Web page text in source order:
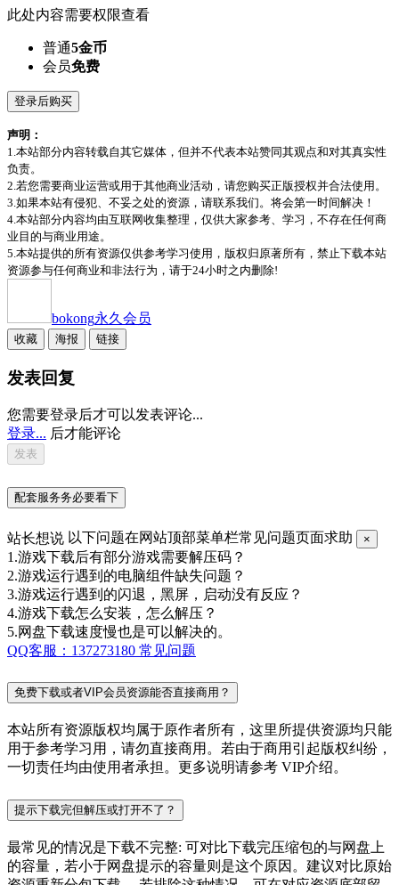
此处内容需要权限查看
普通5金币
会员免费
登录后购买
声明：
1.本站部分内容转载自其它媒体，但并不代表本站赞同其观点和对其真实性
负责。
2.若您需要商业运营或用于其他商业活动，请您购买正版授权并合法使用。
3.如果本站有侵犯、不妥之处的资源，请联系我们。将会第一时间解决！
4.本站部分内容均由互联网收集整理，仅供大家参考、学习，不存在任何商
业目的与商业用途。
5.本站提供的所有资源仅供参考学习使用，版权归原著所有，禁止下载本站
资源参与任何商业和非法行为，请于24小时之内删除!
bokong永久会员
收藏 海报 链接
发表回复
您需要登录后才可以发表评论...
登录... 后才能评论
配套服务务必要看下
站长想说 以下问题在网站顶部菜单栏常见问题页面求助 ×
1.游戏下载后有部分游戏需要解压码？
2.游戏运行遇到的电脑组件缺失问题？
3.游戏运行遇到的闪退，黑屏，启动没有反应？
4.游戏下载怎么安装，怎么解压？
5.网盘下载速度慢也是可以解决的。
QQ客服：137273180 常见问题
免费下载或者VIP会员资源能否直接商用？
本站所有资源版权均属于原作者所有，这里所提供资源均只能
用于参考学习用，请勿直接商用。若由于商用引起版权纠纷，
一切责任均由使用者承担。更多说明请参考 VIP介绍。
提示下载完但解压或打开不了？
最常见的情况是下载不完整: 可对比下载完压缩包的与网盘上
的容量，若小于网盘提示的容量则是这个原因。建议对比原始